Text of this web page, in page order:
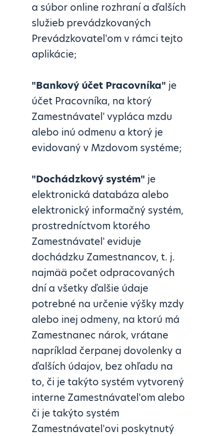
a súbor online rozhraní a ďalších
služieb prevádzkovaných
Prevádzkovatel'om v rámci tejto
aplikácie;
"Bankový účet Pracovníka" je
účet Pracovníka, na ktorý
Zamestnávatel' vypláca mzdu
alebo inú odmenu a ktorý je
evidovaný v Mzdovom systéme;
"Dochádzkový systém" je
elektronická databáza alebo
elektronický informačný systém,
prostredníctvom ktorého
Zamestnávatel' eviduje
dochádzku Zamestnancov, t. j.
najmää počet odpracovaných
dní a všetky ďalšie údaje
potrebné na určenie výšky mzdy
alebo inej odmeny, na ktorú má
Zamestnanec nárok, vrátane
napríklad čerpanej dovolenky a
ďalších údajov, bez ohľadu na
to, či je takýto systém vytvorený
interne Zamestnávatel'om alebo
či je takýto systém
Zamestnávatel'ovi poskytnutý